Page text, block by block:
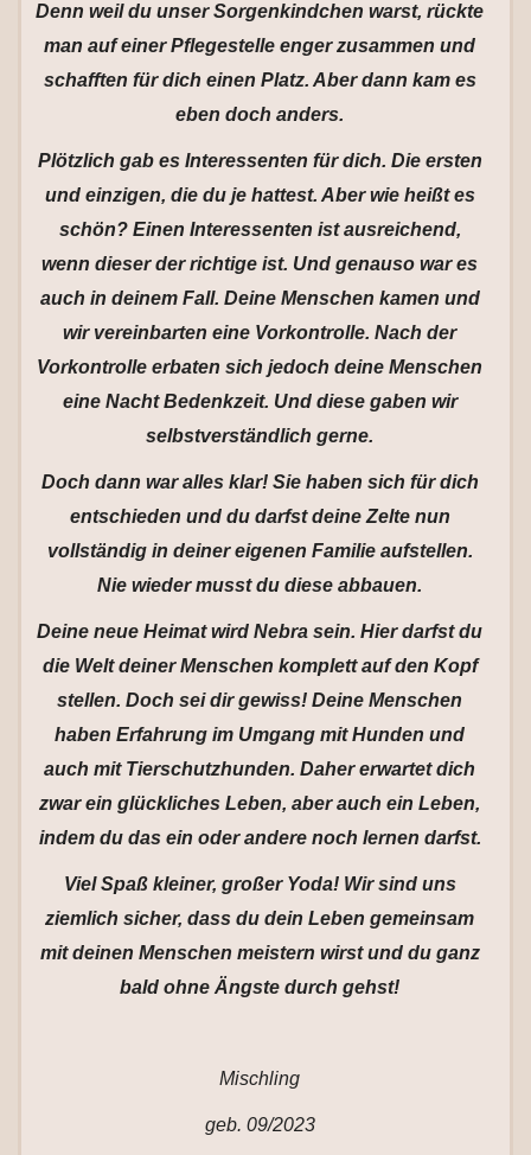
Denn weil du unser Sorgenkindchen warst, rückte
man auf einer Pflegestelle enger zusammen und
schafften für dich einen Platz. Aber dann kam es
eben doch anders.
Plötzlich gab es Interessenten für dich. Die ersten
und einzigen, die du je hattest. Aber wie heißt es
schön? Einen Interessenten ist ausreichend,
wenn dieser der richtige ist. Und genauso war es
auch in deinem Fall. Deine Menschen kamen und
wir vereinbarten eine Vorkontrolle. Nach der
Vorkontrolle erbaten sich jedoch deine Menschen
eine Nacht Bedenkzeit. Und diese gaben wir
selbstverständlich gerne.
Doch dann war alles klar! Sie haben sich für dich
entschieden und du darfst deine Zelte nun
vollständig in deiner eigenen Familie aufstellen.
Nie wieder musst du diese abbauen.
Deine neue Heimat wird Nebra sein. Hier darfst du
die Welt deiner Menschen komplett auf den Kopf
stellen. Doch sei dir gewiss! Deine Menschen
haben Erfahrung im Umgang mit Hunden und
auch mit Tierschutzhunden. Daher erwartet dich
zwar ein glückliches Leben, aber auch ein Leben,
indem du das ein oder andere noch lernen darfst.
Viel Spaß kleiner, großer Yoda! Wir sind uns
ziemlich sicher, dass du dein Leben gemeinsam
mit deinen Menschen meistern wirst und du ganz
bald ohne Ängste durch gehst!
Mischling
geb. 09/2023